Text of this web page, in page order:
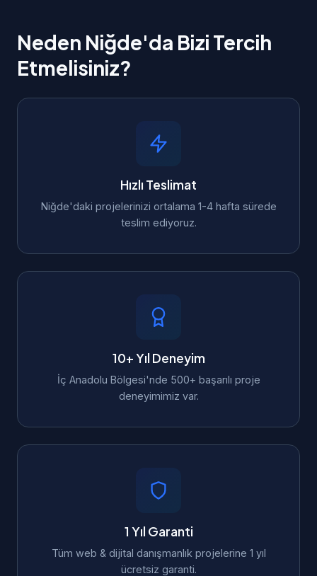
Neden Niğde'da Bizi Tercih
Etmelisiniz?
Hızlı Teslimat
Niğde'daki projelerinizi ortalama 1-4 hafta sürede
teslim ediyoruz.
10+ Yıl Deneyim
İç Anadolu Bölgesi'nde 500+ başarılı proje
deneyimimiz var.
1 Yıl Garanti
Tüm web & dijital danışmanlık projelerine 1 yıl
ücretsiz garanti.